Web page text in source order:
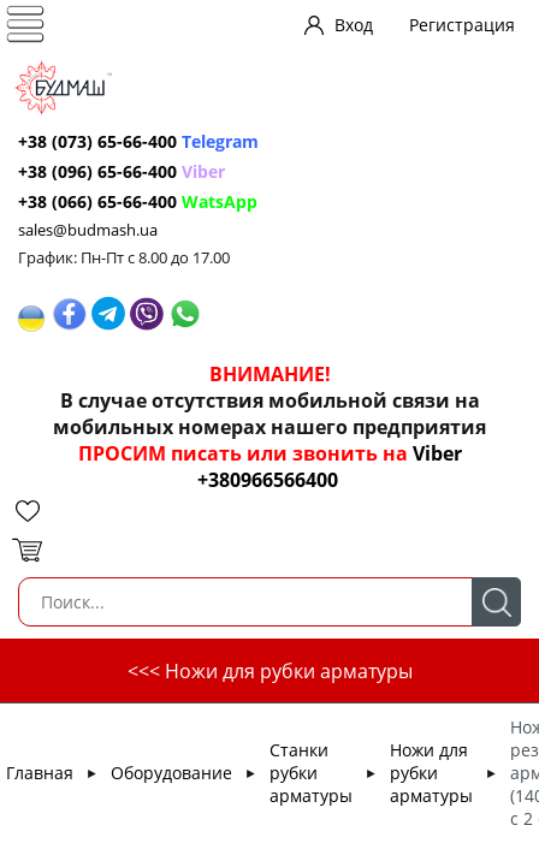
Вход Регистрация
+38 (073) 65-66-400 Telegram
+38 (096) 65-66-400 Viber
+38 (066) 65-66-400 WatsApp
sales@budmash.ua
График: Пн-Пт с 8.00 до 17.00
ВНИМАНИЕ!
В случае отсутствия мобильной связи на
мобильных номерах нашего предприятия
ПРОСИМ писать или звонить на Viber
+380966566400
<<< Ножи для рубки арматуры
Главная ► Оборудование ►
Станки
рубки
арматуры
►
Ножи для
рубки
арматуры
►
c 2